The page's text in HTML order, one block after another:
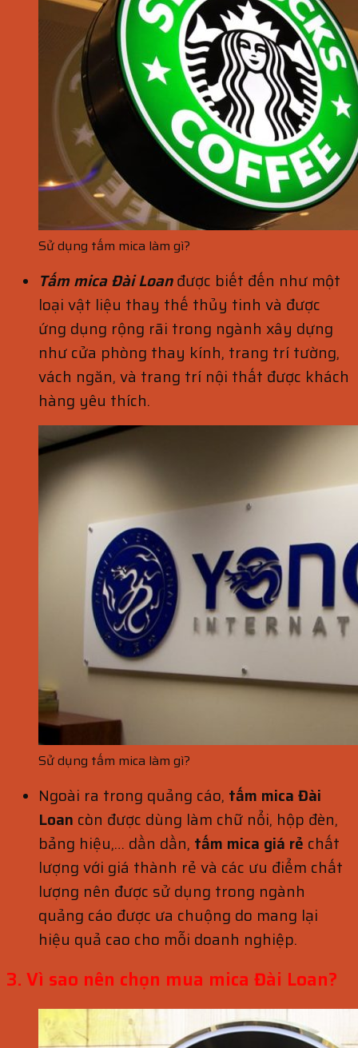
Sử dụng tấm mica làm gì?
Tấm mica Đài Loanđược biết đến như một
loại vật liệu thay thế thủy tinh và được
ứng dụng rộng rãi trong ngành xây dựng
như cửa phòng thay kính, trang trí tường,
vách ngăn, và trang trí nội thất được khách
hàng yêu thích.
Sử dụng tấm mica làm gì?
Ngoài ra trong quảng cáo, tấm mica Đài
Loan còn được dùng làm chữ nổi, hộp đèn,
bảng hiệu,… dần dần, tấm mica giá rẻ chất
lượng với giá thành rẻ và các ưu điểm chất
lượng nên được sử dụng trong ngành
quảng cáo được ưa chuộng do mang lại
hiệu quả cao cho mỗi doanh nghiệp.
3. Vì sao nên chọn mua mica Đài Loan?